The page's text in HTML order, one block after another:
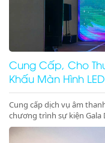
Cung Cấp, Cho
Khấu Màn Hình
Thiết Mũi Né Kê
Cung cấp dịch vụ âm
chương trình sự kiện
Phan Thiết, Mũi Né, Kê
nghiệp, đẳng cấp. Đặt lịch